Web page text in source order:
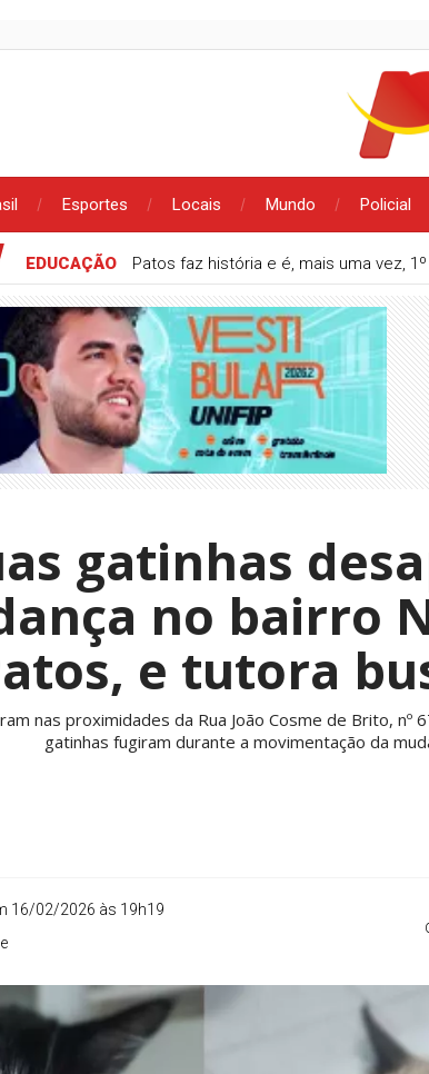
Esportes Locais Mundo Policial
EDUCAÇÃO Patos faz história e é, mais uma vez,
gatinhas
no bairro
e tutora
nas proximidades da Rua João Cosme de Brito,
gatinhas fugiram durante a movimentação da
16/02/2026 às 19h19